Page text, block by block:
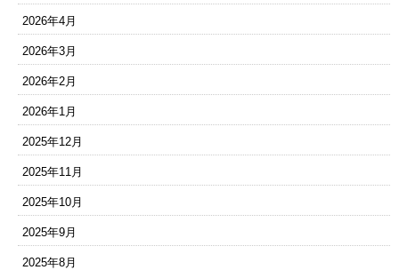
2026年4月
2026年3月
2026年2月
2026年1月
2025年12月
2025年11月
2025年10月
2025年9月
2025年8月